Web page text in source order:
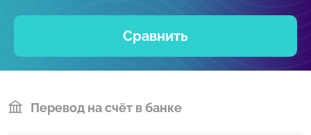
Сравнить
Перевод на счёт в банке